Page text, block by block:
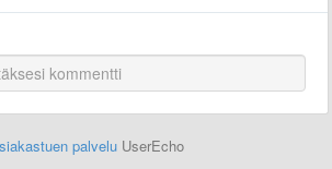
palvelu UserEcho